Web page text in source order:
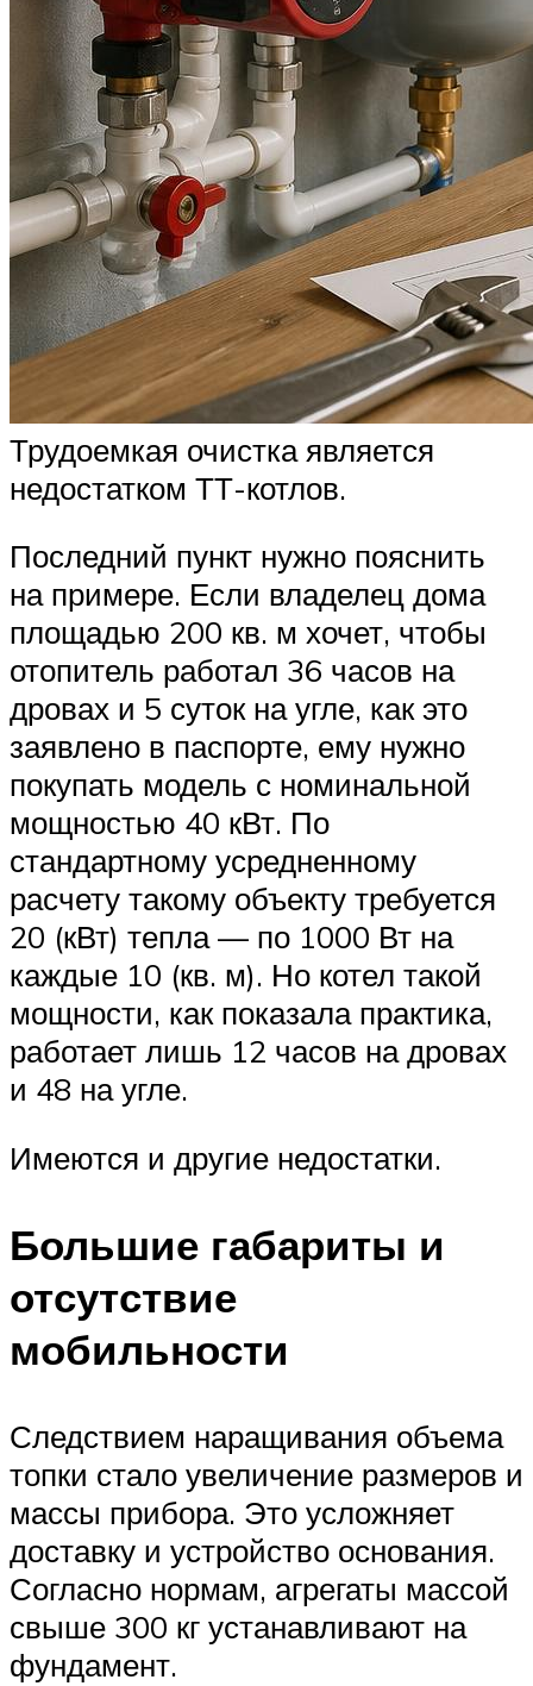
Трудоемкая очистка является
недостатком ТТ-котлов.
Последний пункт нужно пояснить
на примере. Если владелец дома
площадью 200 кв. м хочет, чтобы
отопитель работал 36 часов на
дровах и 5 суток на угле, как это
заявлено в паспорте, ему нужно
покупать модель с номинальной
мощностью 40 кВт. По
стандартному усредненному
расчету такому объекту требуется
20 (кВт) тепла — по 1000 Вт на
каждые 10 (кв. м). Но котел такой
мощности, как показала практика,
работает лишь 12 часов на дровах
и 48 на угле.
Имеются и другие недостатки.
Большие габариты и
отсутствие
мобильности
Следствием наращивания объема
топки стало увеличение размеров и
массы прибора. Это усложняет
доставку и устройство основания.
Согласно нормам, агрегаты массой
свыше 300 кг устанавливают на
фундамент.